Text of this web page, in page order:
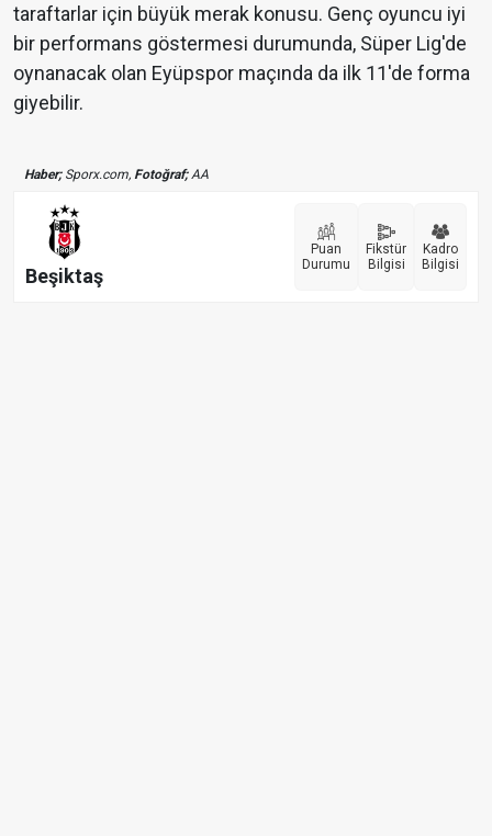
taraftarlar için büyük merak konusu. Genç oyuncu iyi
bir performans göstermesi durumunda, Süper Lig'de
oynanacak olan Eyüpspor maçında da ilk 11'de forma
giyebilir.
Haber;Sporx.com, Fotoğraf;AA
Beşiktaş
Puan
Durumu
Fikstür
Bilgisi
Kadro
Bilgisi